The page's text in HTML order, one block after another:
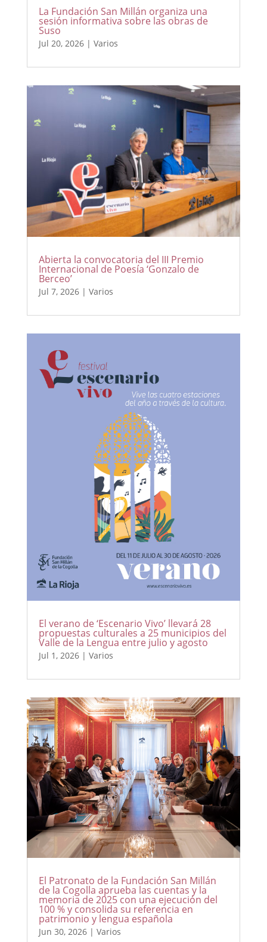
La Fundación San Millán organiza una
sesión informativa sobre las obras de
Suso
Jul 20, 2026| Varios
Abierta la convocatoria del III Premio
Internacional de Poesía ‘Gonzalo de
Berceo’
Jul 7, 2026| Varios
El verano de ‘Escenario Vivo’ llevará 28
propuestas culturales a 25 municipios del
Valle de la Lengua entre julio y agosto
Jul 1, 2026| Varios
El Patronato de la Fundación San Millán
de la Cogolla aprueba las cuentas y la
memoria de 2025 con una ejecución del
100 % y consolida su referencia en
patrimonio y lengua española
Jun 30, 2026| Varios